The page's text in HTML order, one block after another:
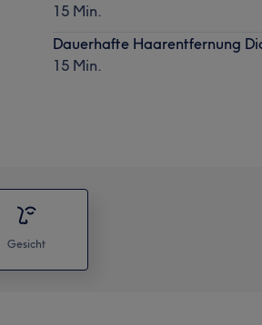
15 Min.
Dauerhafte Haarentfernung
15 Min.
Gesicht